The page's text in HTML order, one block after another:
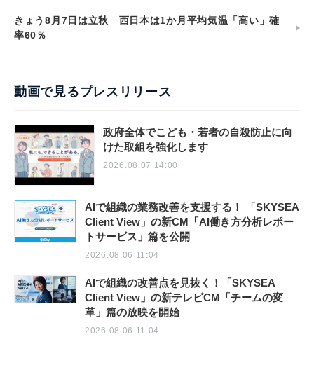
きょう8月7日は立秋 西日本は1か月平均気温「高い」確
率60％
動画で見るプレスリリース
政府全体でこども・若者の自殺防止に向
けた取組を強化します
2026.08.07 14:00
AIで組織の業務改善を支援する！ 「SKYSEA
Client View」の新CM「AI働き方分析レポー
トサービス」篇を公開
2026.08.06 11:04
AIで組織の改善点を見抜く！「SKYSEA
Client View」の新テレビCM「チームの変
革」篇の放映を開始
2026.08.06 11:04